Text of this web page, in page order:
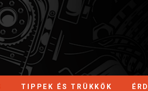
TIPPEK ÉS TRÜKKÖK